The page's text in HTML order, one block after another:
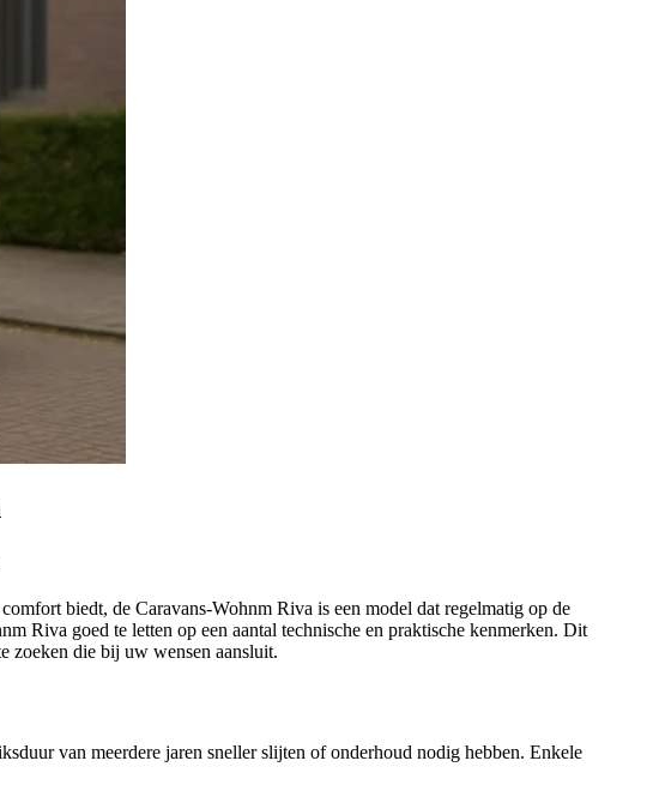
biedt, de Caravans-Wohnm Riva is een model dat regelmatig op de
Riva goed te letten op een aantal technische en praktische kenmerken. Dit
zoeken die bij uw wensen aansluit.
van meerdere jaren sneller slijten of onderhoud nodig hebben. Enkele